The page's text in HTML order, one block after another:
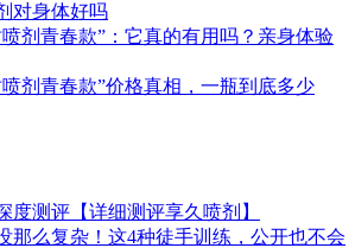
对身体好吗
剂青春款”：它真的有用吗？亲身体验
剂青春款”价格真相，一瓶到底多少
度测评【详细测评享久喷剂】
那么复杂！这4种徒手训练，公开也不会